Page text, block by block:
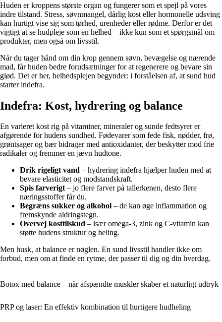
Huden er kroppens største organ og fungerer som et spejl på vores
indre tilstand. Stress, søvnmangel, dårlig kost eller hormonelle udsving
kan hurtigt vise sig som tørhed, urenheder eller rødme. Derfor er det
vigtigt at se hudpleje som en helhed – ikke kun som et spørgsmål om
produkter, men også om livsstil.
Når du tager hånd om din krop gennem søvn, bevægelse og nærende
mad, får huden bedre forudsætninger for at regenerere og bevare sin
glød. Det er her, helhedsplejen begynder: i forståelsen af, at sund hud
starter indefra.
Indefra: Kost, hydrering og balance
En varieret kost rig på vitaminer, mineraler og sunde fedtsyrer er
afgørende for hudens sundhed. Fødevarer som fede fisk, nødder, frø,
grøntsager og bær bidrager med antioxidanter, der beskytter mod frie
radikaler og fremmer en jævn hudtone.
Drik rigeligt vand – hydrering indefra hjælper huden med at
bevare elasticitet og modstandskraft.
Spis farverigt– jo flere farver på tallerkenen, desto flere
næringsstoffer får du.
Begræns sukker og alkohol – de kan øge inflammation og
fremskynde aldringstegn.
Overvej kosttilskud – især omega-3, zink og C-vitamin kan
støtte hudens struktur og heling.
Men husk, at balance er nøglen. En sund livsstil handler ikke om
forbud, men om at finde en rytme, der passer til dig og din hverdag.
Botox med balance – når afspændte muskler skaber et naturligt udtryk
PRP og laser: En effektiv kombination til hurtigere hudheling